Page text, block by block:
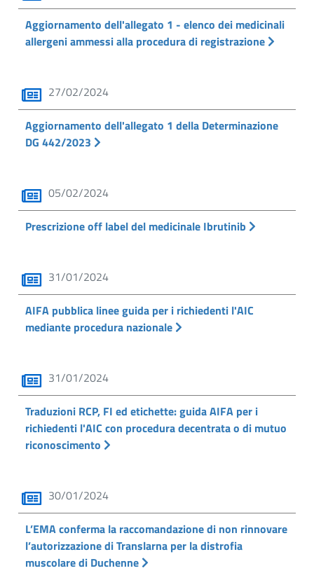
Aggiornamento dell'allegato 1 - elenco dei medicinali
allergeni ammessi alla procedura di registrazione
27/02/2024
Aggiornamento dell'allegato 1 della Determinazione
DG 442/2023
05/02/2024
Prescrizione off label del medicinale Ibrutinib
31/01/2024
AIFA pubblica linee guida per i richiedenti l'AIC
mediante procedura nazionale
31/01/2024
Traduzioni RCP, FI ed etichette: guida AIFA per i
richiedenti l'AIC con procedura decentrata o di mutuo
riconoscimento
30/01/2024
L’EMA conferma la raccomandazione di non rinnovare
l’autorizzazione di Translarna per la distrofia
muscolare di Duchenne